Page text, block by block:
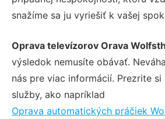
snažíme sa ju vyriešiť k vašej
Oprava televízorov Orava
výsledok nemusíte obávať.
nás pre viac informácií. Prezrite si
služby, ako napríklad
Oprava automatických práčiek